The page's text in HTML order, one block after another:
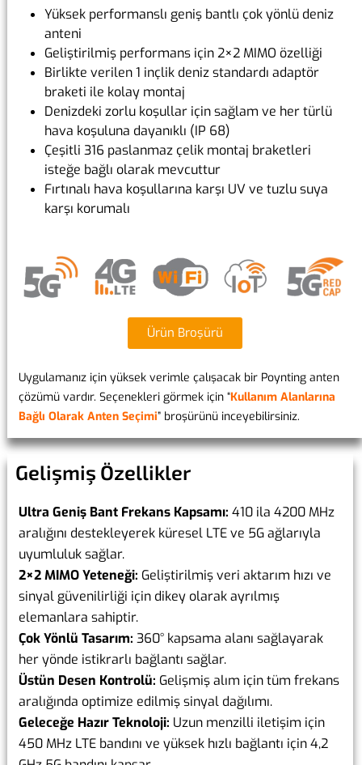
Yüksek performanslı geniş bantlı çok yönlü deniz
anteni
Geliştirilmiş performans için 2×2 MIMO özelliği
Birlikte verilen 1 inçlik deniz standardı adaptör
braketi ile kolay montaj
Denizdeki zorlu koşullar için sağlam ve her türlü
hava koşuluna dayanıklı (IP 68)
Çeşitli 316 paslanmaz çelik montaj braketleri
isteğe bağlı olarak mevcuttur
Fırtınalı hava koşullarına karşı UV ve tuzlu suya
karşı korumalı
Ürün Broşürü
Uygulamanız için yüksek verimle çalışacak bir Poynting anten
çözümü vardır. Seçenekleri görmek için “Kullanım Alanlarına
Bağlı Olarak Anten Seçimi” broşürünü inceyebilirsiniz.
Gelişmiş Özellikler
Ultra Geniş Bant Frekans Kapsamı: 410 ila 4200 MHz
aralığını destekleyerek küresel LTE ve 5G ağlarıyla
uyumluluk sağlar.
2×2 MIMO Yeteneği: Geliştirilmiş veri aktarım hızı ve
sinyal güvenilirliği için dikey olarak ayrılmış
elemanlara sahiptir.
Çok Yönlü Tasarım: 360° kapsama alanı sağlayarak
her yönde istikrarlı bağlantı sağlar.
Üstün Desen Kontrolü: Gelişmiş alım için tüm frekans
aralığında optimize edilmiş sinyal dağılımı.
Geleceğe Hazır Teknoloji: Uzun menzilli iletişim için
450 MHz LTE bandını ve yüksek hızlı bağlantı için 4,2